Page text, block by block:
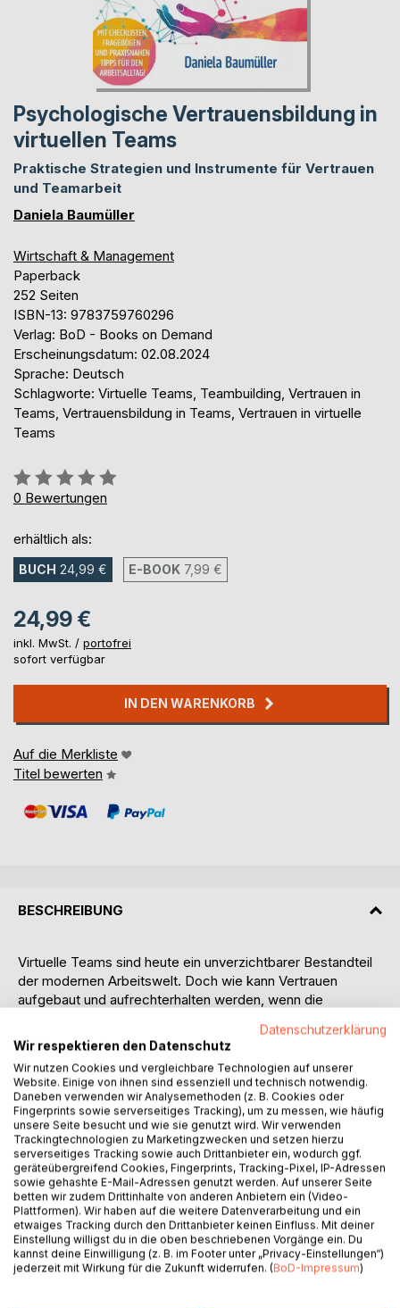
Psychologische Vertrauensbildung in
virtuellen Teams
Praktische Strategien und Instrumente für Vertrauen
und Teamarbeit
Daniela Baumüller
Wirtschaft & Management
Paperback
252 Seiten
ISBN-13: 9783759760296
Verlag: BoD - Books on Demand
Erscheinungsdatum: 02.08.2024
Sprache: Deutsch
Schlagworte: Virtuelle Teams, Teambuilding, Vertrauen in
Teams, Vertrauensbildung in Teams, Vertrauen in virtuelle
Teams
Bewertung::
0%
0 Bewertungen
erhältlich als:
BUCH 24,99 € E-BOOK 7,99 €
24,99 €
inkl. MwSt. / portofrei
sofort verfügbar
IN DEN WARENKORB
Auf die Merkliste
Titel bewerten
BESCHREIBUNG
Virtuelle Teams sind heute ein unverzichtbarer Bestandteil
der modernen Arbeitswelt. Doch wie kann Vertrauen
aufgebaut und aufrechterhalten werden, wenn die
praxisorientierten Ratgeber zeigt die erfahrene Diplom-
Wirtschaftspsychologin Daniela Baum, wie Sie Vertrauen in
Ihrem virtuellen Team schaffen und stärken können.
Dieses Buch bietet:
- Praktische Werkzeuge und Methoden: Entdecken Sie
bewährte Strategien und Techniken, um Vertrauen in
virtuellen Teams zu fördern.
- Nützliche Checklisten und Fragebögen: Nutzen Sie
umfassende Checklisten und Fragebögen, um den
Vertrauensaufbau systematisch zu gestalten.
Datenschutzerklärung
Wir respektieren den Datenschutz
Wir nutzen Cookies und vergleichbare Technologien auf unserer
Website. Einige von ihnen sind essenziell und technisch notwendig.
Daneben verwenden wir Analysemethoden (z. B. Cookies oder
Fingerprints sowie serverseitiges Tracking), um zu messen, wie häufig
unsere Seite besucht und wie sie genutzt wird. Wir verwenden
Trackingtechnologien zu Marketingzwecken und setzen hierzu
serverseitiges Tracking sowie auch Drittanbieter ein, wodurch ggf.
geräteübergreifend Cookies, Fingerprints, Tracking-Pixel, IP-Adressen
sowie gehashte E-Mail-Adressen genutzt werden. Auf unserer Seite
betten wir zudem Drittinhalte von anderen Anbietern ein (Video-
Plattformen). Wir haben auf die weitere Datenverarbeitung und ein
etwaiges Tracking durch den Drittanbieter keinen Einfluss. Mit deiner
Einstellung willigst du in die oben beschriebenen Vorgänge ein. Du
kannst deine Einwilligung (z. B. im Footer unter „Privacy-Einstellungen“)
jederzeit mit Wirkung für die Zukunft widerrufen. (BoD-Impressum)